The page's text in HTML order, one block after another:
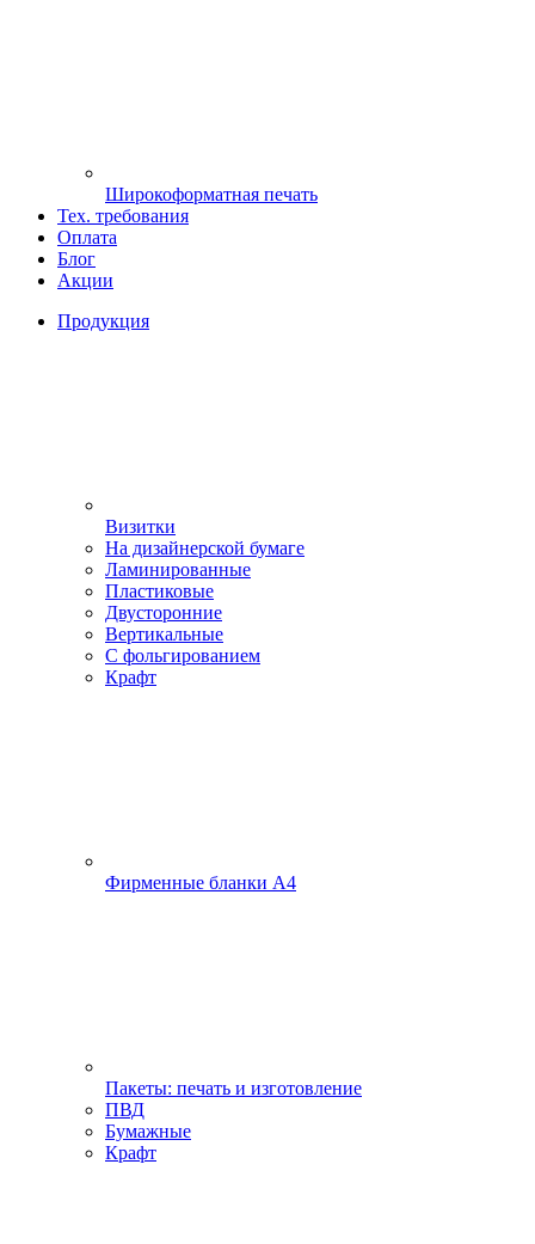
Широкоформатная печать
Тех. требования
Оплата
Блог
Акции
Продукция
Визитки
На дизайнерской бумаге
Ламинированные
Пластиковые
Двусторонние
Вертикальные
С фольгированием
Крафт
Фирменные бланки А4
Пакеты: печать и изготовление
ПВД
Бумажные
Крафт